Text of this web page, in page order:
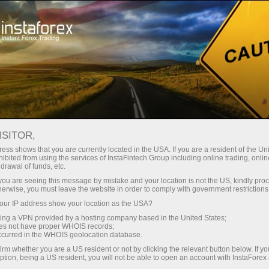
فتح الحساب الفوري منصة التداول
للمبتدئين للمستثمرين للشركاء
Crypto-
توصيات التداول لسوق العملات الرقمية في 8 نوفمبر
فتح حساب
shows that you are currently located in the USA. If you are a resident of the
from using the services of InstaFintech Group including online trading,
of funds, etc.
are seeing this message by mistake and your location is not the US, kindly
you must leave the website in order to comply with government
IP address show your location as the USA?
a VPN provided by a hosting company based in the United States;
not have proper WHOIS records;
in the WHOIS geolocation database.
whether you are a US resident or not by clicking the relevant button below. If
being a US resident, you will not be able to open an account with InstaForex